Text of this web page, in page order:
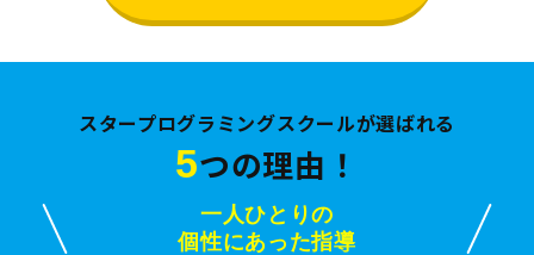
スタープログラミングスクールが選ばれる
5つの理由！
一人ひとりの
個性にあった指導